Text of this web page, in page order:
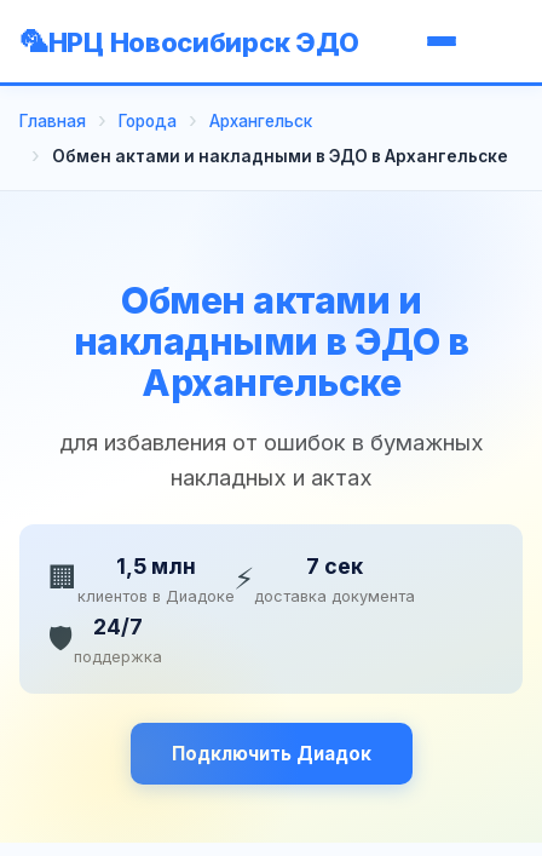
НРЦ Новосибирск ЭДО
Главная Города
Архангельск
Обмен актами и накладными в ЭДО в Архангельске
Обмен актами и
накладными в ЭДО в
Архангельске
для избавления от ошибок в бумажных
накладных и актах
🏢 1,5 млн
клиентов в Диадоке⚡ 7 сек
доставка документа
🛡️ 24/7
поддержка
Подключить Диадок